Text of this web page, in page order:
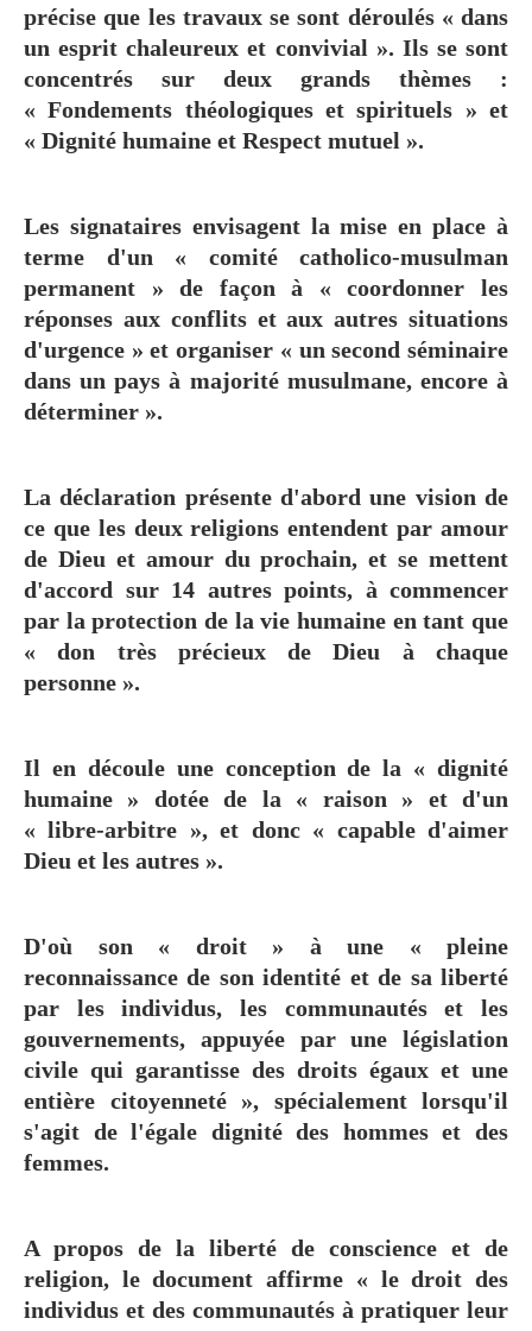
précise que les travaux se sont déroulés « dans
un esprit chaleureux et convivial ». Ils se sont
concentrés sur deux grands thèmes :
« Fondements théologiques et spirituels » et
« Dignité humaine et Respect mutuel ».
Les signataires envisagent la mise en place à
terme d'un « comité catholico-musulman
permanent » de façon à « coordonner les
réponses aux conflits et aux autres situations
d'urgence » et organiser « un second séminaire
dans un pays à majorité musulmane, encore à
déterminer ».
La déclaration présente d'abord une vision de
ce que les deux religions entendent par amour
de Dieu et amour du prochain, et se mettent
d'accord sur 14 autres points, à commencer
par la protection de la vie humaine en tant que
« don très précieux de Dieu à chaque
personne ».
Il en découle une conception de la « dignité
humaine » dotée de la « raison » et d'un
« libre-arbitre », et donc « capable d'aimer
Dieu et les autres ».
D'où son « droit » à une « pleine
reconnaissance de son identité et de sa liberté
par les individus, les communautés et les
gouvernements, appuyée par une législation
civile qui garantisse des droits égaux et une
entière citoyenneté », spécialement lorsqu'il
s'agit de l'égale dignité des hommes et des
femmes.
A propos de la liberté de conscience et de
religion, le document affirme « le droit des
individus et des communautés à pratiquer leur